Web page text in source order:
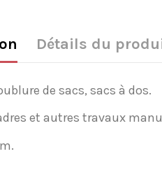
Détails du
de sacs, sacs à dos.
et autres travaux